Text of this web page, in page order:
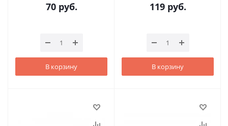
70руб.
В корзину
119руб.
В корзину